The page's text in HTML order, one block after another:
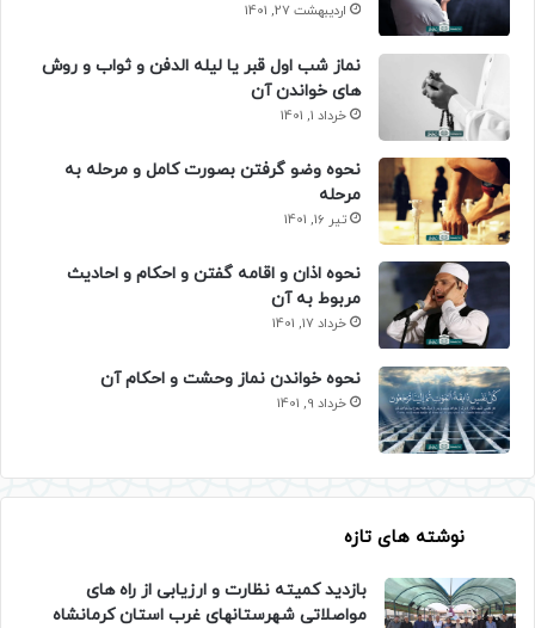
اردیبهشت 27, 1401
نماز شب اول قبر یا لیله الدفن و ثواب و روش
های خواندن آن
خرداد 1, 1401
نحوه وضو گرفتن بصورت کامل و مرحله به
مرحله
تیر 16, 1401
نحوه اذان و اقامه گفتن و احکام و احادیث
مربوط به آن
خرداد 17, 1401
نحوه خواندن نماز وحشت و احکام آن
خرداد 9, 1401
نوشته های تازه
بازدید کمیته نظارت و ارزیابی از راه های
مواصلاتی شهرستانهای غرب استان کرمانشاه